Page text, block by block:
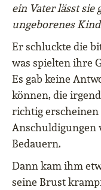
ein Vater lässt sie
ungeborenes
Er schluckte die
was spielten ihre
Es gab keine
können, die
richtig erscheinen
Anschuldigungen
Bedauern.
Dann kam ihm
seine Brust